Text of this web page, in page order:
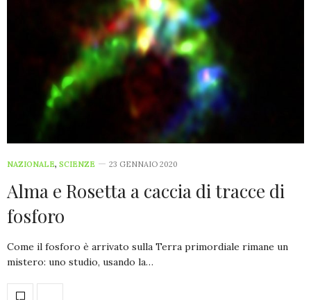
NAZIONALE, SCIENZE 23 GENNAIO 2020
Alma e Rosetta a caccia di tracce di
fosforo
Come il fosforo è arrivato sulla Terra primordiale rimane un
mistero: uno studio, usando la…